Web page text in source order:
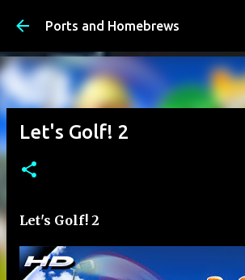
К основному контенту
Ports and Homebrews
Let's Golf! 2
Let's Golf! 2